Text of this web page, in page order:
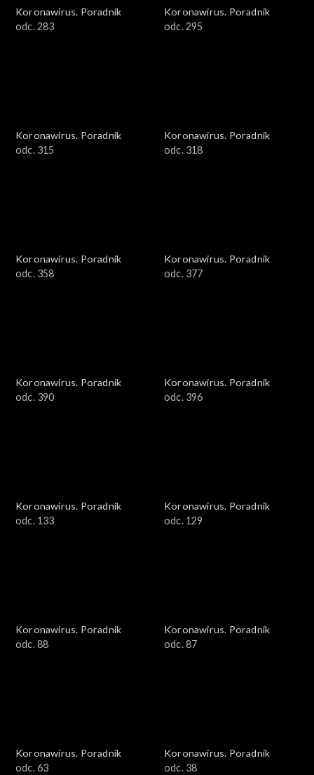
Koronawirus. Poradnik
odc. 283
Koronawirus. Poradnik
odc. 295
Koronawirus. Poradnik
odc. 315
Koronawirus. Poradnik
odc. 318
Koronawirus. Poradnik
odc. 358
Koronawirus. Poradnik
odc. 377
Koronawirus. Poradnik
odc. 390
Koronawirus. Poradnik
odc. 396
Koronawirus. Poradnik
odc. 133
Koronawirus. Poradnik
odc. 129
Koronawirus. Poradnik
odc. 88
Koronawirus. Poradnik
odc. 87
Koronawirus. Poradnik
odc. 63
Koronawirus. Poradnik
odc. 38